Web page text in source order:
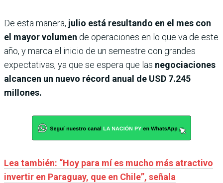
De esta manera, julio está resultando en el mes con
el mayor volumen de operaciones en lo que va de este
año, y marca el inicio de un semestre con grandes
expectativas, ya que se espera que las negociaciones
alcancen un nuevo récord anual de USD 7.245
millones.
Lea también: “Hoy para mí es mucho más atractivo
invertir en Paraguay, que en Chile”, señala